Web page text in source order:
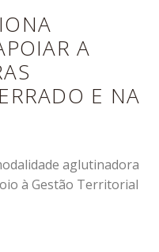
A
E NA
aglutinadora
à Gestão Territorial